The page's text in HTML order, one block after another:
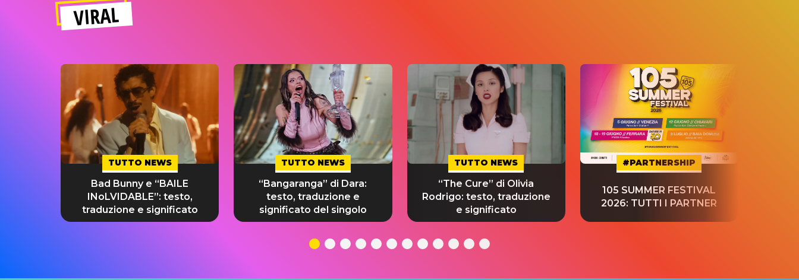
VIRAL
TUTTO NEWS
Bad Bunny e “BAILE
INoLVIDABLE”: testo,
traduzione e significato
TUTTO NEWS
“Bangaranga” di Dara:
testo, traduzione e
significato del singolo
TUTTO NEWS
“The Cure” di Olivia
Rodrigo: testo, traduzione
e significato
#PARTNERSHIP
105 SUMMER FESTIVAL
2026: TUTTI I PARTNER